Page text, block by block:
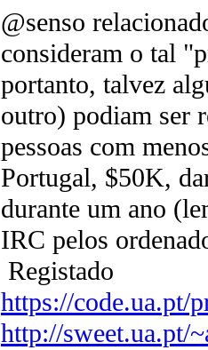
@senso
consideram o tal
portanto, talvez
outro) podiam ser
pessoas com
Portugal, $50K,
durante um ano
IRC pelos
Registado
https://code.ua.pt/
http://sweet.ua.pt/